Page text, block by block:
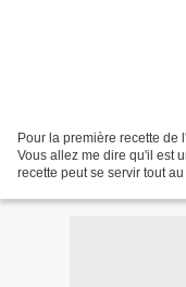
Pour la première recette de
Vous allez me dire qu'il est
recette peut se servir tout